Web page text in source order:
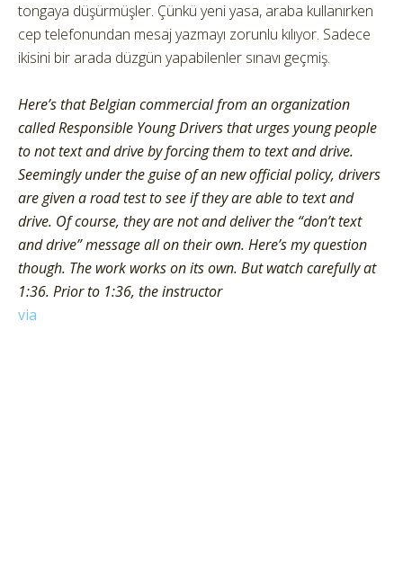
tongaya düşürmüşler. Çünkü yeni yasa, araba kullanırken
cep telefonundan mesaj yazmayı zorunlu kılıyor. Sadece
ikisini bir arada düzgün yapabilenler sınavı geçmiş.
Here’s that Belgian commercial from an organization
called Responsible Young Drivers that urges young people
to not text and drive by forcing them to text and drive.
Seemingly under the guise of an new official policy, drivers
are given a road test to see if they are able to text and
drive. Of course, they are not and deliver the “don’t text
and drive” message all on their own. Here’s my question
though. The work works on its own. But watch carefully at
1:36. Prior to 1:36, the instructor
via